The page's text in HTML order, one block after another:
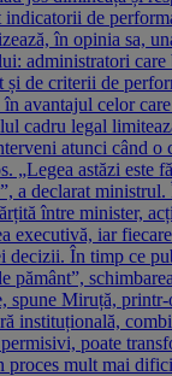
de
în opinia sa,
administratori care
și de criterii de
avantajul celor
cadru legal
atunci când o
„Legea astăzi este
a declarat ministrul.
între minister,
executivă, iar
decizii. În timp ce
pământ”,
spune Miruță,
instituțională,
poate
proces mult mai